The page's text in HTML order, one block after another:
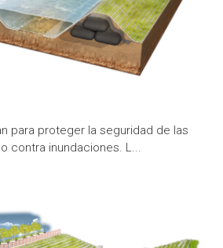
para proteger la seguridad de las
contra inundaciones. L...